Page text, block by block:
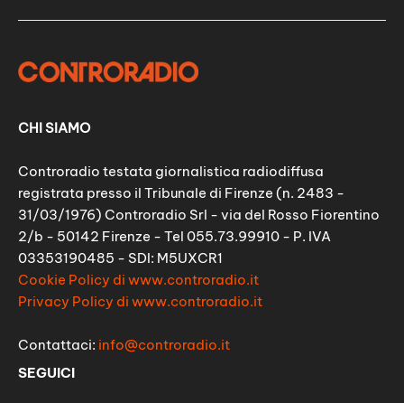
CHI SIAMO
Controradio testata giornalistica radiodiffusa
registrata presso il Tribunale di Firenze (n. 2483 -
31/03/1976) Controradio Srl - via del Rosso Fiorentino
2/b - 50142 Firenze - Tel 055.73.99910 - P. IVA
03353190485 - SDI: M5UXCR1
Cookie Policy di www.controradio.it
Privacy Policy di www.controradio.it
Contattaci: info@controradio.it
SEGUICI